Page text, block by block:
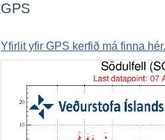
GPS
Yfirlit yfir GPS kerfið má finna hér.